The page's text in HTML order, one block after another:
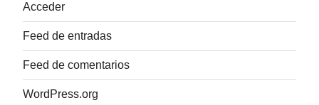
Acceder
Feed de entradas
Feed de comentarios
WordPress.org